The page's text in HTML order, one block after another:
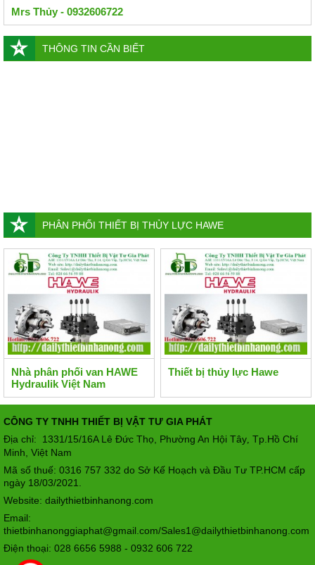
Mrs Thủy - 0932606722
THÔNG TIN CẦN BIẾT
PHÂN PHỐI THIẾT BỊ THỦY LỰC HAWE
Nhà phân phối van HAWE
Hydraulik Việt Nam
Thiết bị thủy lực Hawe
CÔNG TY TNHH THIẾT BỊ VẬT TƯ GIA PHÁT
Địa chỉ: 1331/15/16A Lê Đức Thọ, Phường An Hội Tây Tp.Hồ Chí
Minh, Việt Nam
Mã số thuế: 0316 757 332 do Sở Kế Hoạch và Đầu Tư TP.HCM cấp
ngày 18/03/2021.
Website: dailythietbinhanong.com
Email:
thietbinhanonggiaphat@gmail.com/Sales1@dailythietbinhanong.com
Điện thoại: 028 6656 5988 - 0932 606 722